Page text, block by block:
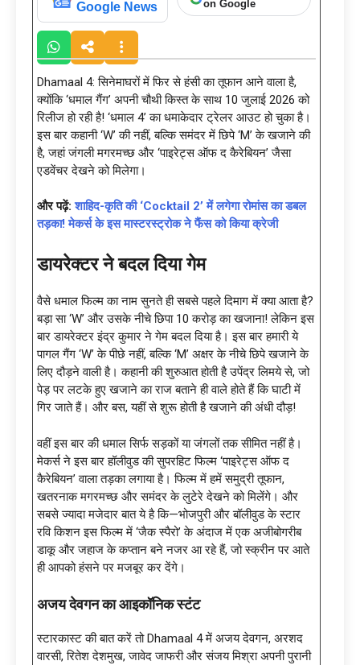
Google News
on Google
Dhamaal 4: सिनेमाघरों में फिर से हंसी का तूफान आने वाला है,
क्योंकि ‘धमाल गैंग’ अपनी चौथी किस्त के साथ 10 जुलाई 2026 को
रिलीज हो रही है! ‘धमाल 4’ का धमाकेदार ट्रेलर आउट हो चुका है।
इस बार कहानी ‘W’ की नहीं, बल्कि समंदर में छिपे ‘M’ के खजाने की
है, जहां जंगली मगरमच्छ और ‘पाइरेट्स ऑफ द कैरेबियन’ जैसा
एडवेंचर देखने को मिलेगा।
और पढ़ें:शाहिद-कृति की ‘Cocktail 2’ में लगेगा रोमांस का डबल
तड़का! मेकर्स के इस मास्टरस्ट्रोक ने फैंस को किया क्रेजी
डायरेक्टर ने बदल दिया गेम
वैसे धमाल फिल्म का नाम सुनते ही सबसे पहले दिमाग में क्या आता है?
बड़ा सा ‘W’ और उसके नीचे छिपा 10 करोड़ का खजाना! लेकिन इस
बार डायरेक्टर इंद्र कुमार ने गेम बदल दिया है। इस बार हमारी ये
पागल गैंग ‘W’ के पीछे नहीं, बल्कि ‘M’ अक्षर के नीचे छिपे खजाने के
लिए दौड़ने वाली है। कहानी की शुरुआत होती है उपेंद्र लिमये से, जो
पेड़ पर लटके हुए खजाने का राज बताने ही वाले होते हैं कि घाटी में
गिर जाते हैं। और बस, यहीं से शुरू होती है खजाने की अंधी दौड़!
वहीं इस बार की धमाल सिर्फ सड़कों या जंगलों तक सीमित नहीं है।
मेकर्स ने इस बार हॉलीवुड की सुपरहिट फिल्म ‘पाइरेट्स ऑफ द
कैरेबियन’ वाला तड़का लगाया है। फिल्म में हमें समुद्री तूफान,
खतरनाक मगरमच्छ और समंदर के लुटेरे देखने को मिलेंगे। और
सबसे ज्यादा मजेदार बात ये है कि—भोजपुरी और बॉलीवुड के स्टार
रवि किशन इस फिल्म में ‘जैक स्पैरो’ के अंदाज में एक अजीबोगरीब
डाकू और जहाज के कप्तान बने नजर आ रहे हैं, जो स्क्रीन पर आते
ही आपको हंसने पर मजबूर कर देंगे।
अजय देवगन का आइकॉनिक स्टंट
स्टारकास्ट की बात करें तो Dhamaal 4 में अजय देवगन, अरशद
वारसी, रितेश देशमुख, जावेद जाफरी और संजय मिश्रा अपनी पुरानी